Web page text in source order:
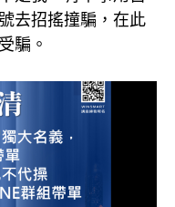
去招搖撞騙，在此
騙。